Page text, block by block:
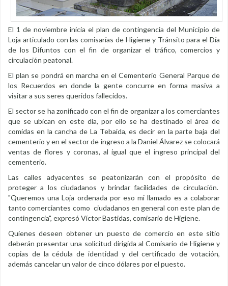
El 1 de noviembre inicia el plan de contingencia del Municipio de
Loja articulado con las comisarías de Higiene y Tránsito para el Día
de los Difuntos con el fin de organizar el tráfico, comercios y
circulación peatonal.
El plan se pondrá en marcha en el Cementerio General Parque de
los Recuerdos en donde la gente concurre en forma masiva a
visitar a sus seres queridos fallecidos.
El sector se ha zonificado con el fin de organizar a los comerciantes
que se ubican en este día, por ello se ha destinado el área de
comidas en la cancha de La Tebaida, es decir en la parte baja del
cementerio y en el sector de ingreso a la Daniel Álvarez se colocará
ventas de flores y coronas, al igual que el ingreso principal del
cementerio.
Las calles adyacentes se peatonizarán con el propósito de
proteger a los ciudadanos y brindar facilidades de circulación.
"Queremos una Loja ordenada por eso mi llamado es a colaborar
tanto comerciantes como ciudadanos en general con este plan de
contingencia", expresó Víctor Bastidas, comisario de Higiene.
Quienes deseen obtener un puesto de comercio en este sitio
deberán presentar una solicitud dirigida al Comisario de Higiene y
copias de la cédula de identidad y del certificado de votación,
además cancelar un valor de cinco dólares por el puesto.